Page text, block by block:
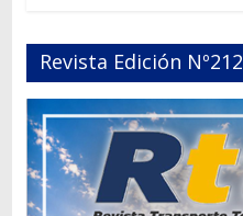
Revista Edición Nº212